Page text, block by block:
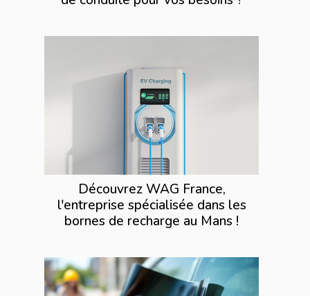
Découvrez WAG France,
l'entreprise spécialisée dans les
bornes de recharge au Mans !